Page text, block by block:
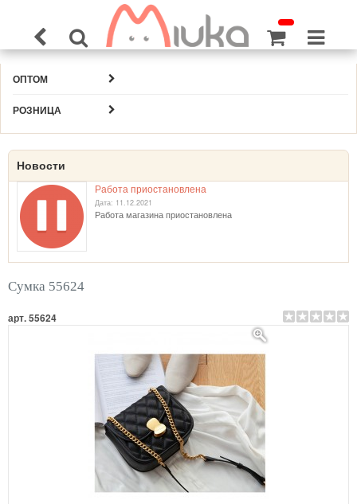
ОПТОМ
РОЗНИЦА
Новости
Работа приостановлена
Дата: 11.12.2021
Работа магазина приостановлена
Сумка 55624
арт. 55624